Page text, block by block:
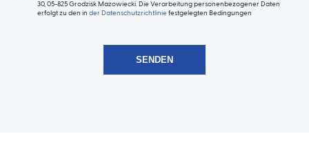
30, 05-825 Grodzisk Mazowiecki. Die Verarbeitung personenbezogener Daten
erfolgt zu den in der Datenschutzrichtliniefestgelegten Bedingungen